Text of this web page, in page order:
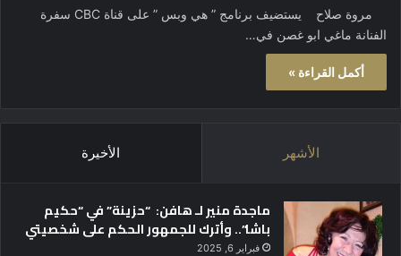
مروة صلاح يستضيف برنامج ” هي وبس ” على قناة CBC سفرة
الفنانة ماغي ابو غصن في…
أكمل القراءة »
الأشهر الأخيرة
ماجدة منير لـ هافن: “حزينة” في “حكيم
باشا”.. وأترك للجمهور الحكم على شخصيتي
فبراير 6, 2025